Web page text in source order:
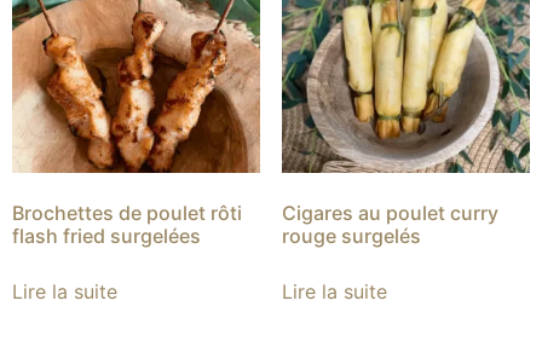
Brochettes de poulet rôti
flash fried surgelées
Lire la suite
Cigares au poulet curry
rouge surgelés
Lire la suite